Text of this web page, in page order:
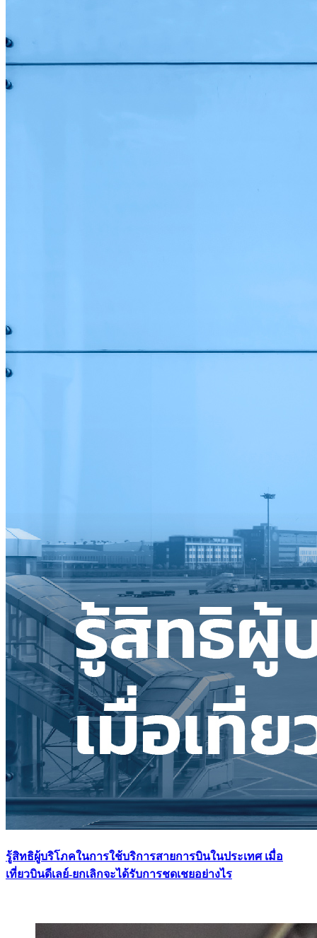
รู้สิทธิผู้บริโภคในการใช้บริการสายการบินในประเทศ เมื่อ
เที่ยวบินดีเลย์-ยกเลิกจะได้รับการชดเชยอย่างไร